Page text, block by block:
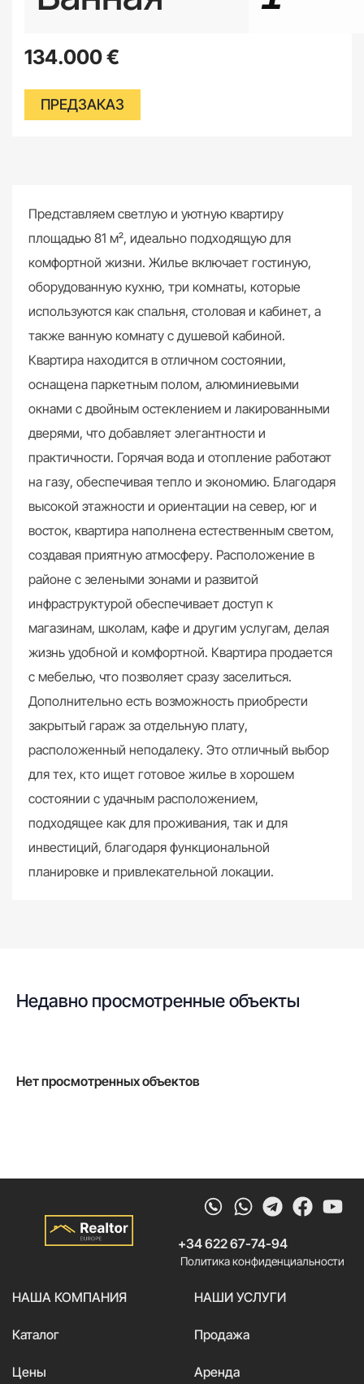
134.000€
ПРЕДЗАКАЗ
Представляем светлую и уютную квартиру
площадью 81 м², идеально подходящую для
комфортной жизни. Жилье включает гостиную,
оборудованную кухню, три комнаты, которые
используются как спальня, столовая и кабинет, а
также ванную комнату с душевой кабиной.
Квартира находится в отличном состоянии,
оснащена паркетным полом, алюминиевыми
окнами с двойным остеклением и лакированными
дверями, что добавляет элегантности и
практичности. Горячая вода и отопление работают
на газу, обеспечивая тепло и экономию. Благодаря
высокой этажности и ориентации на север, юг и
восток, квартира наполнена естественным светом,
создавая приятную атмосферу. Расположение в
районе с зелеными зонами и развитой
инфраструктурой обеспечивает доступ к
магазинам, школам, кафе и другим услугам, делая
жизнь удобной и комфортной. Квартира продается
с мебелью, что позволяет сразу заселиться.
Дополнительно есть возможность приобрести
закрытый гараж за отдельную плату,
расположенный неподалеку. Это отличный выбор
для тех, кто ищет готовое жилье в хорошем
состоянии с удачным расположением,
подходящее как для проживания, так и для
инвестиций, благодаря функциональной
планировке и привлекательной локации.
Недавно просмотренные объекты
Нет просмотренных объектов
Whatsapp
Telegram
+34 622 67-74-94
Политика конфиденциальности
НАША КОМПАНИЯ
Каталог
Цены
НАШИ УСЛУГИ
Продажа
Аренда